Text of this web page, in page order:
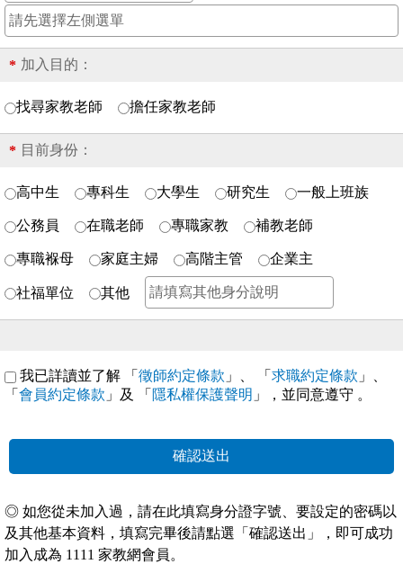
* 加入目的：
找尋家教老師 擔任家教老師
* 目前身份：
高中生 專科生 大學生 研究生 一般上班族
公務員 在職老師 專職家教 補教老師
專職褓母 家庭主婦 高階主管 企業主
社福單位 其他
我已詳讀並了解 「 徵師約定條款 」、 「 求職約定條款 」、
「 會員約定條款 」及 「 隱私權保護聲明 」，並同意遵守 。
確認送出
◎ 如您從未加入過，請在此填寫身分證字號、要設定的密碼以
及其他基本資料，填寫完畢後請點選「確認送出」，即可成功
加入成為 1111 家教網會員。